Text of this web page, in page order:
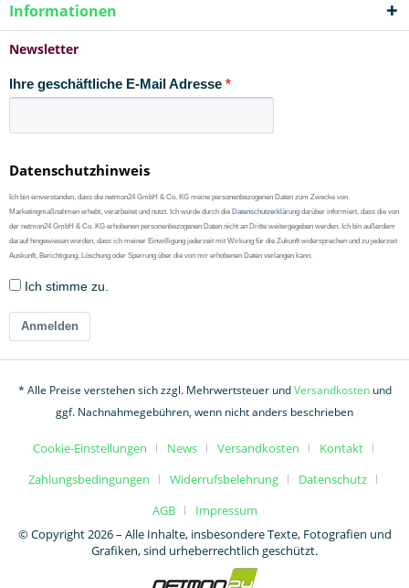
Informationen
Newsletter
Ihre geschäftliche E-Mail Adresse
Datenschutzhinweis
Ich bin einverstanden, dass die netmon24 GmbH & Co. KG meine personenbezogenen Daten zum Zwecke von
Marketingmaßnahmen erhebt, verarbeitet und nutzt. Ich wurde durch die Datenschutzerklärung darüber informiert, dass die von
der netmon24 GmbH & Co. KG erhobenen personenbezogenen Daten nicht an Dritte weitergegeben werden. Ich bin außerdem
darauf hingewiesen worden, dass ich meiner Einwilligung jederzeit mit Wirkung für die Zukunft widersprechen und zu jederzeit
Auskunft, Berichtigung, Löschung oder Sperrung über die von mir erhobenen Daten verlangen kann.
Ich stimme zu.
Anmelden
* Alle Preise verstehen sich zzgl. Mehrwertsteuer undVersandkostenund
ggf. Nachnahmegebühren, wenn nicht anders beschrieben
Cookie-Einstellungen News Versandkosten
Kontakt
Zahlungsbedingungen
Widerrufsbelehrung
Datenschutz
AGB
Impressum
© Copyright 2026 – Alle Inhalte, insbesondere Texte, Fotografien und
Grafiken, sind urheberrechtlich geschützt.